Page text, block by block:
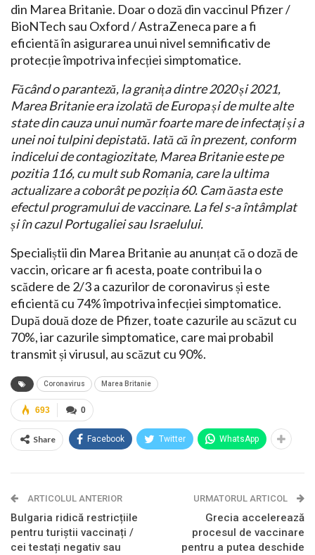
din Marea Britanie. Doar o doză din vaccinul Pfizer /
BioNTech sau Oxford / AstraZeneca pare a fi
eficientă în asigurarea unui nivel semnificativ de
protecție împotriva infecției simptomatice.
Făcând o paranteză, la granița dintre 2020 și 2021,
Marea Britanie era izolată de Europa și de multe alte
state din cauza unui număr foarte mare de infectați și a
unei noi tulpini depistată. Iată că în prezent, conform
indicelui de contagiozitate, Marea Britanie este pe
pozitia 116, cu mult sub Romania, care la ultima
actualizare a coborât pe poziția 60. Cam ăasta este
efectul programului de vaccinare. La fel s-a întâmplat
și în cazul Portugaliei sau Israelului.
Specialiștii din Marea Britanie au anunțat că o doză de
vaccin, oricare ar fi acesta, poate contribui la o
scădere de 2/3 a cazurilor de coronavirus și este
eficientă cu 74% împotriva infecției simptomatice.
După două doze de Pfizer, toate cazurile au scăzut cu
70%, iar cazurile simptomatice, care mai probabil
transmit și virusul, au scăzut cu 90%.
Coronavirus Marea Britanie
0
693
Share Facebook Twitter WhatsApp
ARTICOLUL ANTERIOR
Bulgaria ridică restricțiile
pentru turiștii vaccinați /
cei testați negativ sau
URMATORUL ARTICOL
Grecia accelerează
procesul de vaccinare
pentru a putea deschide